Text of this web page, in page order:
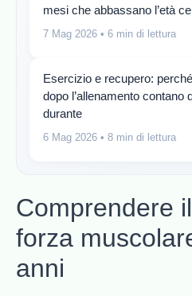
mesi che abbassano l’età
7 Mag 2026 • 6 min di lettura
Esercizio e recupero:
dopo l’allenamento contano
durante
6 Mag 2026 • 8 min di lettura
Comprendere
forza
anni